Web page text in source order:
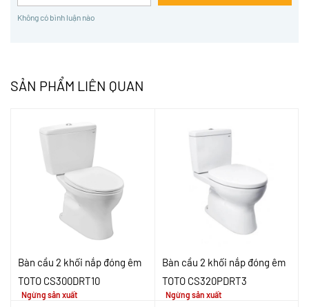
Không có bình luận nào
SẢN PHẨM LIÊN QUAN
Bàn cầu 2 khối nắp đóng êm
TOTO CS300DRT10
Ngừng sản xuất
Bàn cầu 2 khối nắp đóng êm
TOTO CS320PDRT3
Ngừng sản xuất